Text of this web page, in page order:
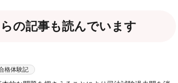
の記事も読んでいます
格体験記